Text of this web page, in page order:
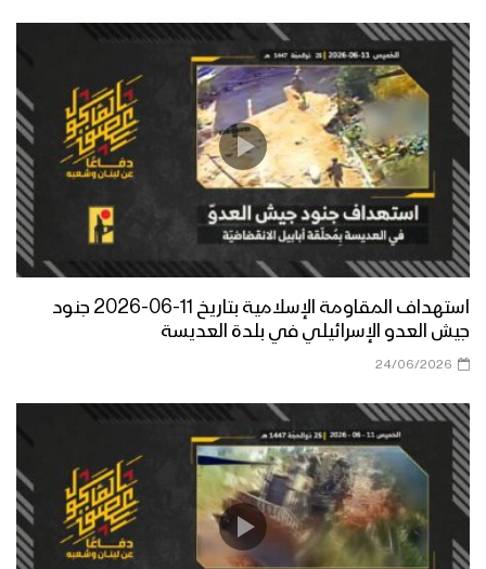
استهداف المقاومة الإسلامية بتاريخ 11-06-2026 جنود
جيش العدو الإسرائيلي في بلدة العديسة
24/06/2026